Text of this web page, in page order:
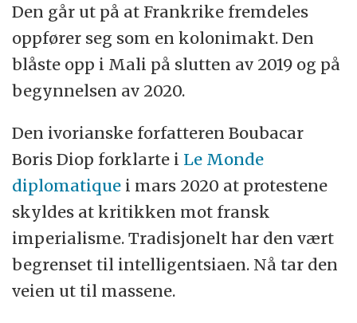
Den går ut på at Frankrike fremdeles
oppfører seg som en kolonimakt. Den
blåste opp i Mali på slutten av 2019 og på
begynnelsen av 2020.
Den ivorianske forfatteren Boubacar
Boris Diop forklarte i Le Monde
diplomatique i mars 2020 at protestene
skyldes at kritikken mot fransk
imperialisme. Tradisjonelt har den vært
begrenset til intelligentsiaen. Nå tar den
veien ut til massene.